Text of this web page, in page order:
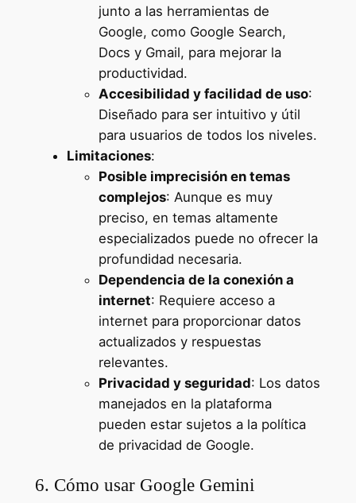
junto a las herramientas de
Google, como Google Search,
Docs y Gmail, para mejorar la
productividad.
Accesibilidad y facilidad de uso:
Diseñado para ser intuitivo y útil
para usuarios de todos los niveles.
Limitaciones:
Posible imprecisión en temas
complejos: Aunque es muy
preciso, en temas altamente
especializados puede no ofrecer la
profundidad necesaria.
Dependencia de la conexión a
internet: Requiere acceso a
internet para proporcionar datos
actualizados y respuestas
relevantes.
Privacidad y seguridad: Los datos
manejados en la plataforma
pueden estar sujetos a la política
de privacidad de Google.
6. Cómo usar Google Gemini